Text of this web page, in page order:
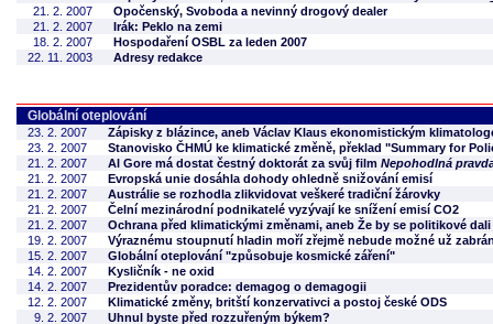
21. 2. 2007
Opočenský, Svoboda a nevinný drogový dealer
21. 2. 2007
Irák: Peklo na zemi
18. 2. 2007
Hospodaření OSBL za leden 2007
22. 11. 2003
Adresy redakce
Globální oteplování
23. 2. 2007
Zápisky z blázince, aneb Václav Klaus ekonomistickým
23. 2. 2007
Stanovisko ČHMÚ ke klimatické změně, překlad "Summary for
21. 2. 2007
Al Gore má dostat čestný doktorát za svůj film Nepohodlná
21. 2. 2007
Evropská unie dosáhla dohody ohledně snižování emisí
21. 2. 2007
Austrálie se rozhodla zlikvidovat veškeré tradiční žárovky
21. 2. 2007
Čelní mezinárodní podnikatelé vyzývají ke snížení emisí CO2
21. 2. 2007
Ochrana před klimatickými změnami, aneb Že by se politikové
19. 2. 2007
Výraznému stoupnutí hladin moří zřejmě nebude možné už
15. 2. 2007
Globální oteplování "způsobuje kosmické záření"
14. 2. 2007
Kysličník - ne oxid
14. 2. 2007
Prezidentův poradce: demagog o demagogii
12. 2. 2007
Klimatické změny, britští konzervativci a postoj české ODS
9. 2. 2007
Uhnul byste před rozzuřeným býkem?